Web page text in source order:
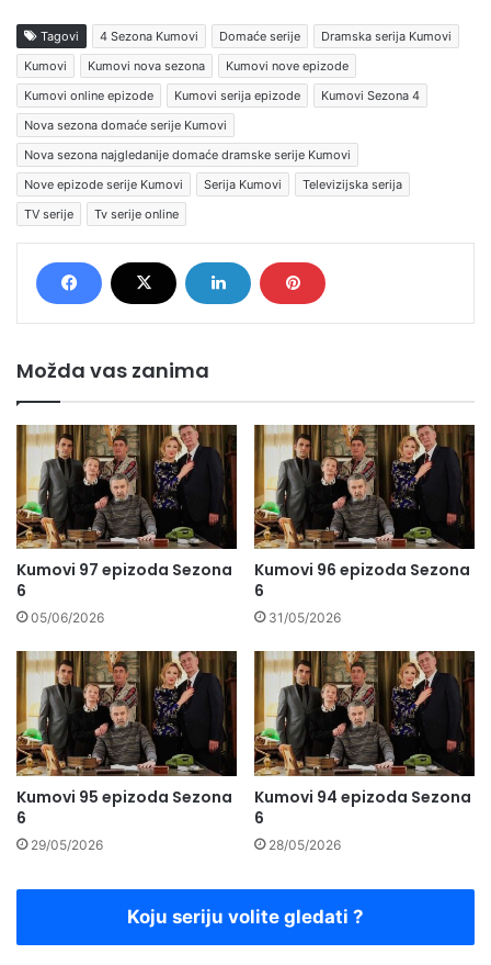
Tagovi 4 Sezona Kumovi Domaće serije
Dramska serija Kumovi
Kumovi
Kumovi nova sezona
Kumovi nove epizode
Kumovi online epizode
Kumovi serija epizode
Kumovi Sezona 4
Nova sezona domaće serije Kumovi
Nova sezona najgledanije domaće dramske serije Kumovi
Nove epizode serije Kumovi
Serija Kumovi
Televizijska serija
TV serije
Tv serije online
Možda vas zanima
Kumovi 97 epizoda Sezona
6
05/06/2026
Kumovi 96 epizoda Sezona
6
31/05/2026
Kumovi 95 epizoda Sezona
6
29/05/2026
Kumovi 94 epizoda Sezona
6
28/05/2026
Koju seriju volite gledati ?